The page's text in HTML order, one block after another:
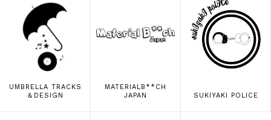
UMBRELLA TRACKS
＆DESIGN
MATERIALB**CH
JAPAN
SUKIYAKI POLICE